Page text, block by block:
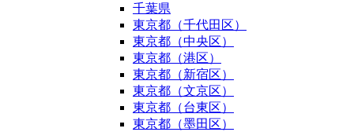
千葉県
東京都（千代田区）
東京都（中央区）
東京都（港区）
東京都（新宿区）
東京都（文京区）
東京都（台東区）
東京都（墨田区）